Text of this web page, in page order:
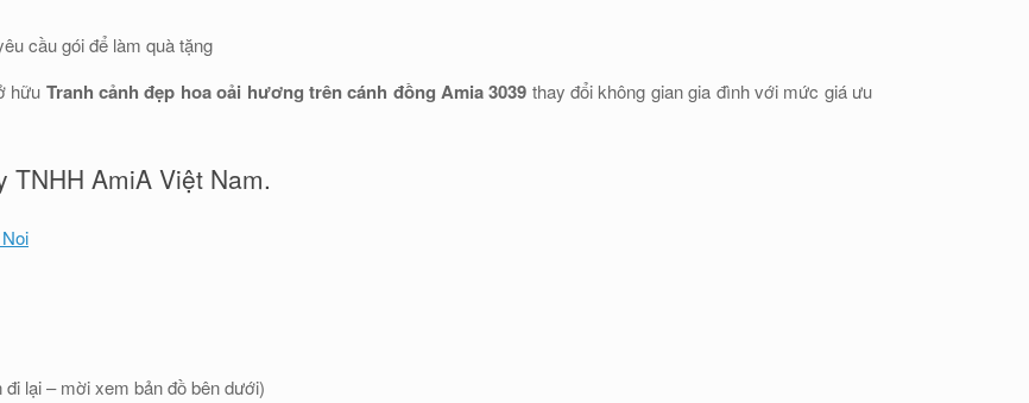
cầu gói để làm quà tặng
hữu Tranh cảnh đẹp hoa oải hương trên cánh đồng Amia 3039 thay đổi không gian gia đình với mức giá ưu
TNHH AmiA Việt Nam.
lại – mời xem bản đồ bên dưới)